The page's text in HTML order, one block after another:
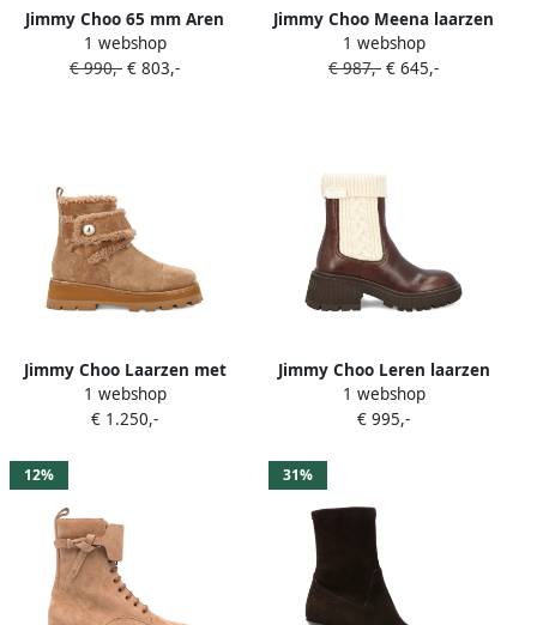
Jimmy Choo 65 mm Aren
enkellaarzen Bruin
1 webshop
€ 990,- € 803,-
Jimmy Choo Meena laarzen
Bruin
1 webshop
€ 987,- € 645,-
Jimmy Choo Laarzen met
lammy afwerking en
plateauzool Bruin
1 webshop
€ 1.250,-
Jimmy Choo Leren laarzen
met gebreide afwerking
Bruin
1 webshop
€ 995,-
12% 31%